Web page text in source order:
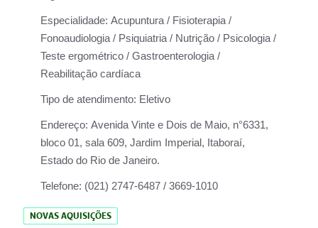
Especialidade: Acupuntura / Fisioterapia /
Fonoaudiologia / Psiquiatria / Nutrição / Psicologia /
Teste ergométrico / Gastroenterologia /
Reabilitação cardíaca
Tipo de atendimento: Eletivo
Endereço: Avenida Vinte e Dois de Maio, n°6331,
bloco 01, sala 609, Jardim Imperial, Itaboraí,
Estado do Rio de Janeiro.
Telefone: (021) 2747-6487 / 3669-1010
NOVAS AQUISIÇÕES